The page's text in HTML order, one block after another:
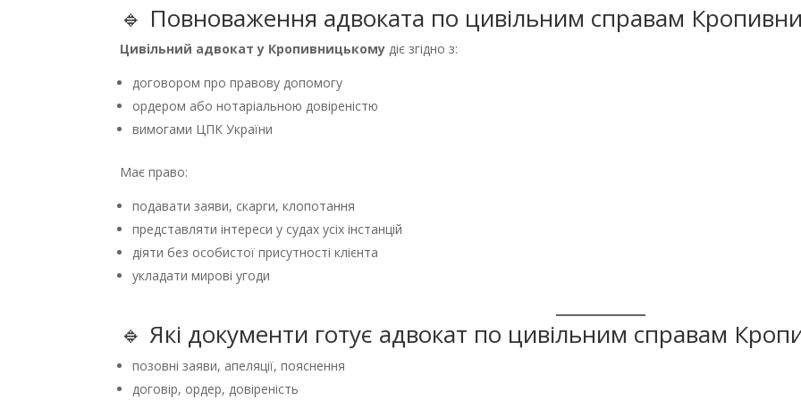
🔹 Повноваження адвоката по цивільним справам
Цивільний адвокат у Кропивницькому діє згідно з:
договором про правову допомогу
ордером або нотаріальною довіреністю
вимогами ЦПК України
Має право:
подавати заяви, скарги, клопотання
представляти інтереси у судах усіх інстанцій
діяти без особистої присутності клієнта
укладати мирові угоди
🔹 Які документи готує адвокат по цивільним справам
позовні заяви, апеляції, пояснення
договір, ордер, довіреність